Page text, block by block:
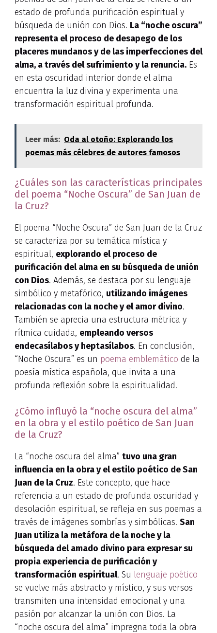
estado de profunda purificación espiritual y
búsqueda de unión con Dios. La “noche oscura”
representa el proceso de desapego de los
placeres mundanos y de las imperfecciones del
alma, a través del sufrimiento y la renuncia. Es
en esta oscuridad interior donde el alma
encuentra la luz divina y experimenta una
transformación espiritual profunda.
Leer más: Oda al otoño: Explorando los
poemas más célebres de autores famosos
¿Cuáles son las características principales
del poema “Noche Oscura” de San Juan de
la Cruz?
El poema “Noche Oscura” de San Juan de la Cruz
se caracteriza por su temática mística y
espiritual, explorando el proceso de
purificación del alma en su búsqueda de unión
con Dios. Además, se destaca por su lenguaje
simbólico y metafórico, utilizando imágenes
relacionadas con la noche y el amor divino.
También se aprecia una estructura métrica y
rítmica cuidada, empleando versos
endecasílabos y heptasílabos. En conclusión,
“Noche Oscura” es un poema emblemático de la
poesía mística española, que invita a una
profunda reflexión sobre la espiritualidad.
¿Cómo influyó la “noche oscura del alma”
en la obra y el estilo poético de San Juan
de la Cruz?
La “noche oscura del alma” tuvo una gran
influencia en la obra y el estilo poético de San
Juan de la Cruz. Este concepto, que hace
referencia a un estado de profunda oscuridad y
desolación espiritual, se refleja en sus poemas a
través de imágenes sombrías y simbólicas. San
Juan utiliza la metáfora de la noche y la
búsqueda del amado divino para expresar su
propia experiencia de purificación y
transformación espiritual. Su lenguaje poético
se vuelve más abstracto y místico, y sus versos
transmiten una intensidad emocional y una
pasión por alcanzar la unión con Dios. La
“noche oscura del alma” impregna toda la obra